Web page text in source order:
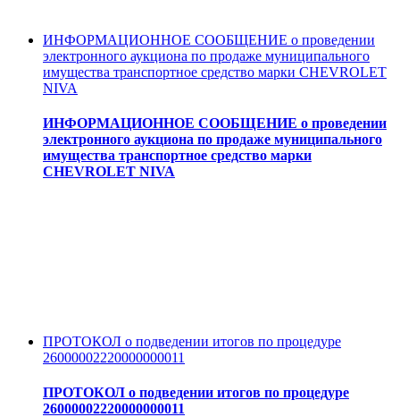
ИНФОРМАЦИОННОЕ СООБЩЕНИЕ о проведении
электронного аукциона по продаже муниципального
имущества транспортное средство марки CHEVROLET
NIVA
ИНФОРМАЦИОННОЕ СООБЩЕНИЕ о проведении
электронного аукциона по продаже муниципального
имущества транспортное средство марки
CHEVROLET NIVA
ПРОТОКОЛ о подведении итогов по процедуре
26000002220000000011
ПРОТОКОЛ о подведении итогов по процедуре
26000002220000000011